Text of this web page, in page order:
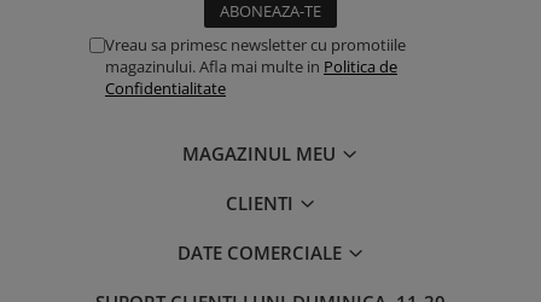
Vreau sa primesc newsletter cu promotiile
magazinului. Afla mai multe in Politica de
Confidentialitate
MAGAZINUL MEU
CLIENTI
DATE COMERCIALE